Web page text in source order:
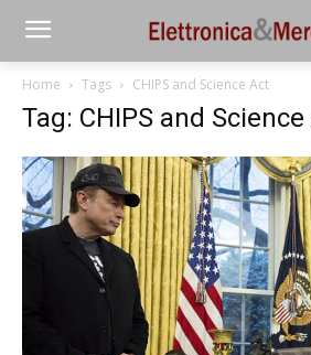
Home Tags CHIPS and Science Act
Tag: CHIPS and